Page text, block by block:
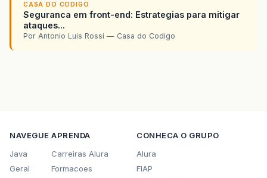
CASA DO CODIGO
Seguranca em front-end: Estrategias para mitigar
ataques...
Por Antonio Luis Rossi — Casa do Codigo
NAVEGUE
Java
Geral
APRENDA
Carreiras Alura
Formacoes
CONHECA O GRUPO
Alura
FIAP